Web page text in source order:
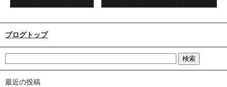
ブログトップ
最近の投稿